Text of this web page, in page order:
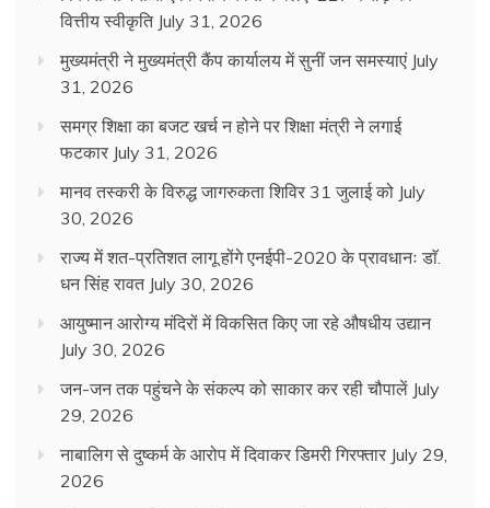
वित्तीय स्वीकृति July 31, 2026
मुख्यमंत्री ने मुख्यमंत्री कैंप कार्यालय में सुनीं जन समस्याएं July
31, 2026
समग्र शिक्षा का बजट खर्च न होने पर शिक्षा मंत्री ने लगाई
फटकार July 31, 2026
मानव तस्करी के विरुद्ध जागरुकता शिविर 31 जुलाई को July
30, 2026
राज्य में शत-प्रतिशत लागू होंगे एनईपी-2020 के प्रावधानः डाॅ.
धन सिंह रावत July 30, 2026
आयुष्मान आरोग्य मंदिरों में विकसित किए जा रहे औषधीय उद्यान
July 30, 2026
जन-जन तक पहुंचने के संकल्प को साकार कर रही चौपालें July
29, 2026
नाबालिग से दुष्कर्म के आरोप में दिवाकर डिमरी गिरफ्तार July 29,
2026